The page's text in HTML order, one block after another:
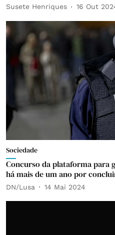
Susete Henriques 16 Out
Sociedade
Concurso da plataforma para
há mais de um ano por
DN/Lusa 14 Mai 2024